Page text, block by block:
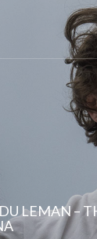
LEMAN –